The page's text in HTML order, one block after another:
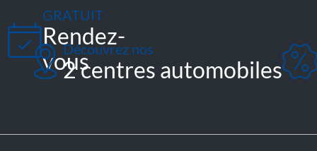
GRATUIT
Rendez-
vous
Découvrez nos
2 centres automobiles